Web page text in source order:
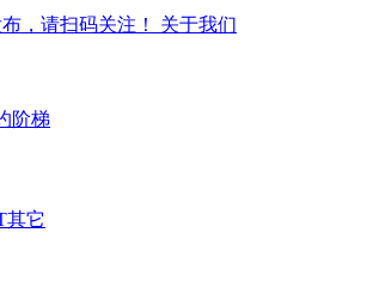
，请扫码关注！ 关于我们
阶梯
其它